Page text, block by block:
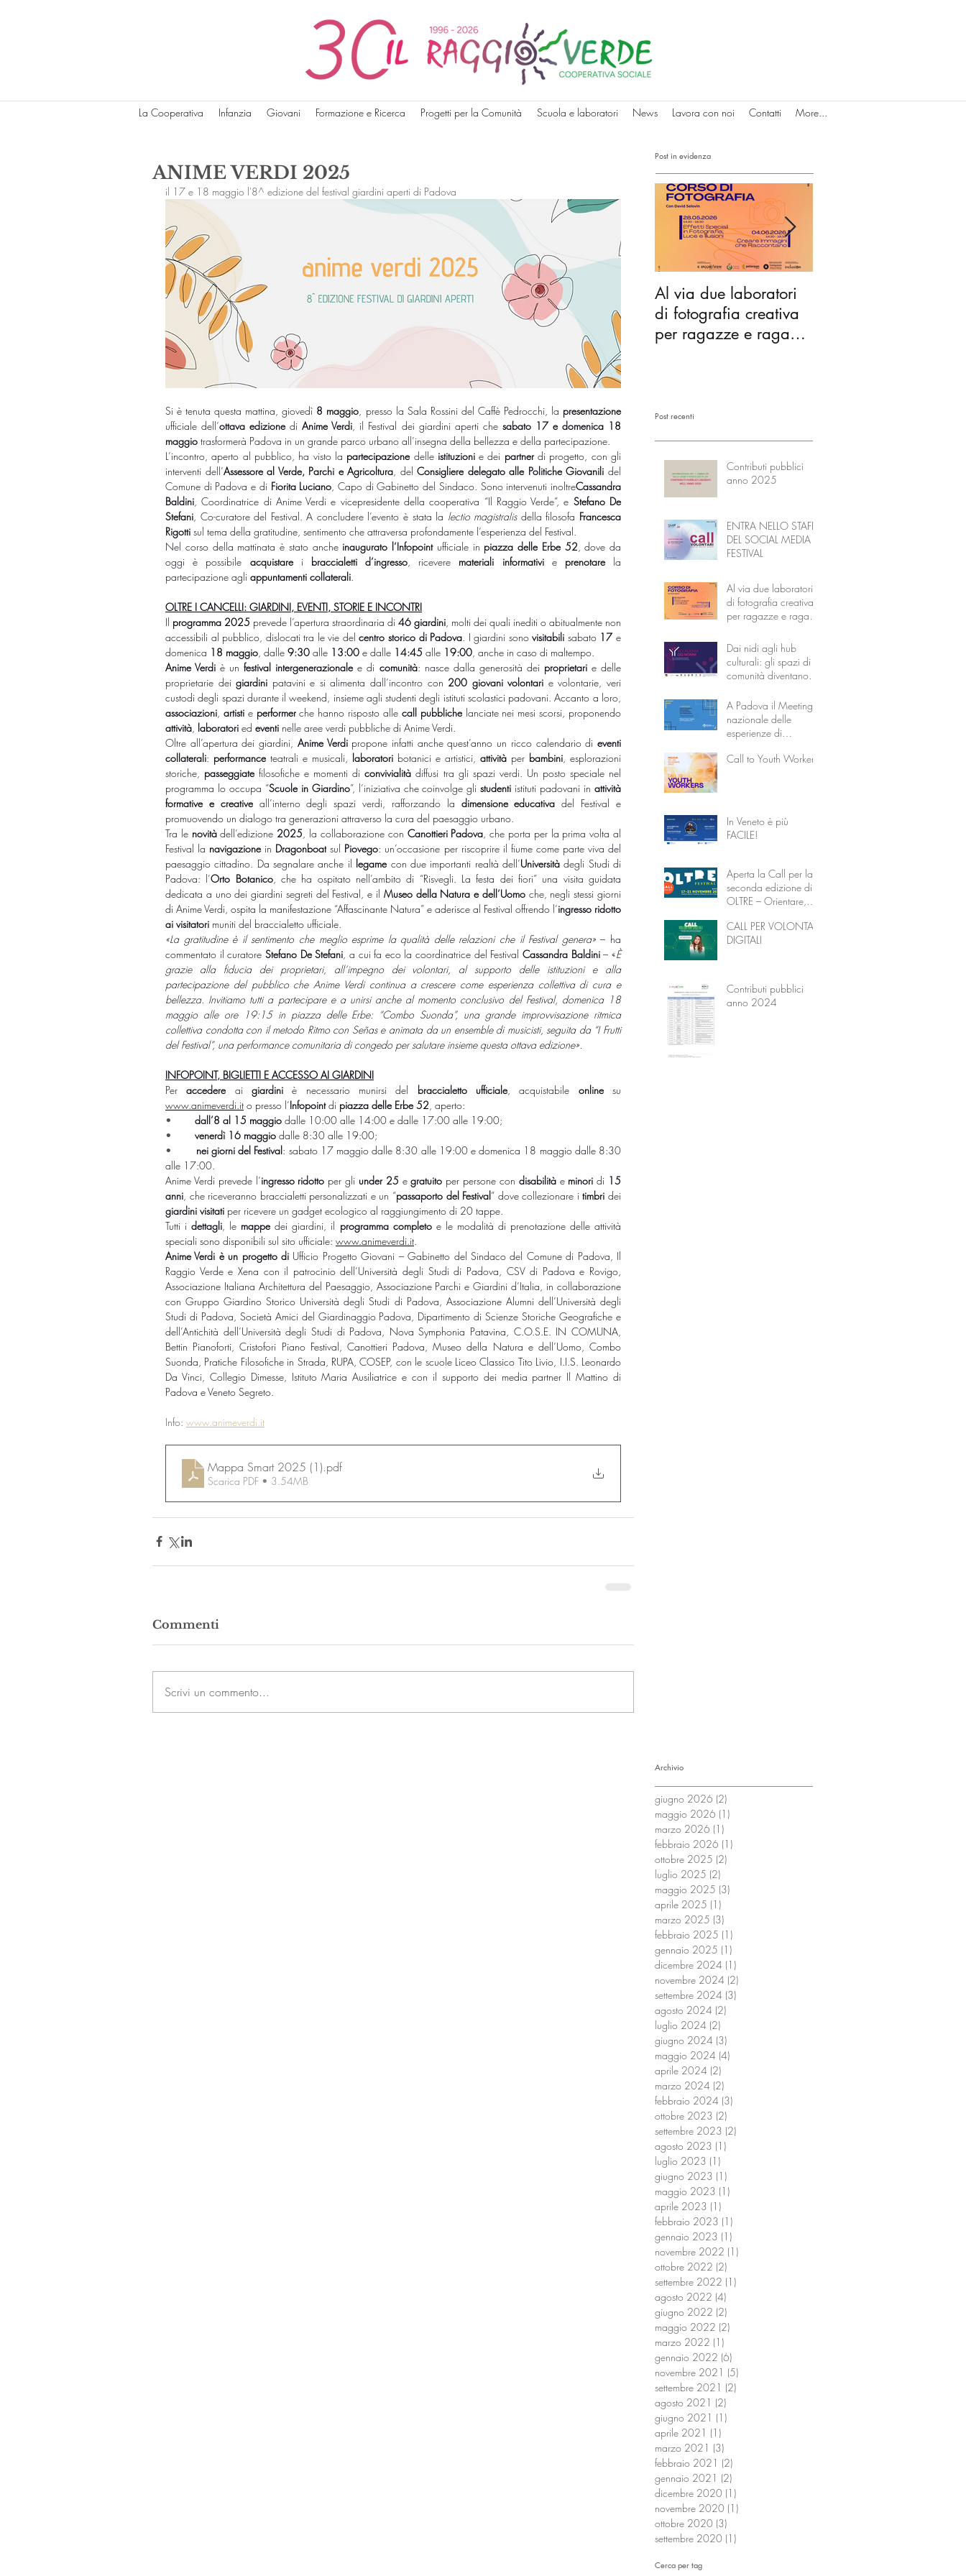
La Cooperativa Infanzia Giovani Formazione e Ricerca Progetti per la Comunità Scuola e laboratori News Lavora con noi Contatti More...
ANIME VERDI 2025
il 17 e 18 maggio l'8^ edizione del festival giardini aperti di Padova
Si è tenuta questa mattina, giovedì 8 maggio, presso la Sala Rossini del Caffè Pedrocchi, la presentazione
ufficiale dell’ottava edizione di Anime Verdi, il Festival dei giardini aperti che sabato 17 e domenica 18
maggio trasformerà Padova in un grande parco urbano all’insegna della bellezza e della partecipazione.
L’incontro, aperto al pubblico, ha visto la partecipazione delle istituzioni e dei partner di progetto, con gli
interventi dell’Assessore al Verde, Parchi e Agricoltura, del Consigliere delegato alle Politiche Giovanili del
Comune di Padova e di Fiorita Luciano, Capo di Gabinetto del Sindaco. Sono intervenuti inoltreCassandra
Baldini, Coordinatrice di Anime Verdi e vicepresidente della cooperativa “Il Raggio Verde”, e Stefano De
Stefani, Co-curatore del Festival. A concludere l’evento è stata la lectio magistralis della filosofa Francesca
Rigotti sul tema della gratitudine, sentimento che attraversa profondamente l’esperienza del Festival.
Nel corso della mattinata è stato anche inaugurato l’Infopoint ufficiale in piazza delle Erbe 52, dove da
oggi è possibile acquistare i braccialetti d’ingresso, ricevere materiali informativi e prenotare la
partecipazione agli appuntamenti collaterali.
OLTRE I CANCELLI: GIARDINI, EVENTI, STORIE E INCONTRI
Il programma 2025 prevede l’apertura straordinaria di 46 giardini, molti dei quali inediti o abitualmente non
accessibili al pubblico, dislocati tra le vie del centro storico di Padova. I giardini sono visitabili sabato 17 e
domenica 18 maggio, dalle 9:30 alle 13:00 e dalle 14:45 alle 19:00, anche in caso di maltempo.
Anime Verdi è un festival intergenerazionale e di comunità: nasce dalla generosità dei proprietari e delle
proprietarie dei giardini patavini e si alimenta dall’incontro con 200 giovani volontari e volontarie, veri
associazioni, artisti e performer che hanno risposto alle call pubbliche
attività, laboratori ed eventi nelle aree verdi pubbliche di Anime Verdi.
Oltre all’apertura dei giardini, Anime Verdi propone infatti anche quest’anno un ricco calendario di eventi
collaterali: performance teatrali e musicali, laboratori botanici e artistici, attività per bambini, esplorazioni
storiche, passeggiate filosofiche e momenti di convivialità diffusi tra gli spazi verdi. Un posto speciale nel
programma lo occupa “Scuole in Giardino”, l’iniziativa che coinvolge gli studenti istituti padovani in attività
formative e creative all’interno degli spazi verdi, rafforzando la dimensione educativa del Festival e
promuovendo un dialogo tra generazioni attraverso la cura del paesaggio urbano.
Tra le novità dell’edizione 2025, la collaborazione con Canottieri Padova, che porta per la prima volta al
Festival la navigazione in Dragonboat sul Piovego: un’occasione per riscoprire il fiume come parte viva del
paesaggio cittadino. Da segnalare anche il legame con due importanti realtà dell’Università degli Studi di
Padova: l’Orto Botanico, che ha ospitato nell’ambito di “Risvegli. La festa dei fiori” una visita guidata
dedicata a uno dei giardini segreti del Festival, e il Museo della Natura e dell’Uomo che, negli stessi giorni
di Anime Verdi, ospita la manifestazione “Affascinante Natura” e aderisce al Festival offrendo l’ingresso ridotto
ai visitatori muniti del braccialetto ufficiale.
«La gratitudine è il sentimento che meglio esprime la qualità delle relazioni che il Festival genera» – ha
commentato il curatore Stefano De Stefani, a cui fa eco la coordinatrice del Festival Cassandra Baldini – «È
grazie alla fiducia dei proprietari, all’impegno dei volontari, al supporto delle istituzioni e alla
partecipazione del pubblico che Anime Verdi continua a crescere come esperienza collettiva di cura e
bellezza. Invitiamo tutti a partecipare e a unirsi anche al momento conclusivo del Festival, domenica 18
maggio alle ore 19:15 in piazza delle Erbe: “Combo Suonda”, una grande improvvisazione ritmica
collettiva condotta con il metodo Ritmo con Señas e animata da un ensemble di musicisti, seguita da “I Frutti
del Festival”, una performance comunitaria di congedo per salutare insieme questa ottava edizione».
INFOPOINT, BIGLIETTI E ACCESSO AI GIARDINI
Per accedere ai giardini è necessario munirsi del braccialetto ufficiale, acquistabile online
www.animeverdi.it o presso l’Infopoint di piazza delle Erbe 52, aperto:
• dall’8 al 15 maggio dalle 10:00 alle 14:00 e dalle 17:00 alle 19:00;
• venerdì 16 maggio dalle 8:30 alle 19:00;
• nei giorni del Festival: sabato 17 maggio dalle 8:30 alle 19:00 e domenica 18 maggio dalle 8:30
alle 17:00.
Anime Verdi prevede l’ingresso ridotto per gli under 25 e gratuito per persone con disabilità e minori di 15
anni, che riceveranno braccialetti personalizzati e un “passaporto del Festival” dove collezionare i timbri
giardini visitati per ricevere un gadget ecologico al raggiungimento di 20 tappe.
Tutti i dettagli, le mappe dei giardini, il programma completo e le modalità di prenotazione delle attività
speciali sono disponibili sul sito ufficiale: www.animeverdi.it.
Anime Verdi è un progetto di Ufficio Progetto Giovani – Gabinetto del Sindaco del Comune di Padova, Il
Raggio Verde e Xena con il patrocinio dell’Università degli Studi di Padova, CSV di Padova e Rovigo,
Associazione Italiana Architettura del Paesaggio, Associazione Parchi e Giardini d’Italia, in collaborazione
con Gruppo Giardino Storico Università degli Studi di Padova, Associazione Alumni dell’Università degli
Studi di Padova, Società Amici del Giardinaggio Padova, Dipartimento di Scienze Storiche Geografiche e
dell’Antichità dell’Università degli Studi di Padova, Nova Symphonia Patavina, C.O.S.E. IN COMUNA,
Bettin Pianoforti, Cristofori Piano Festival, Canottieri Padova, Museo della Natura e dell’Uomo, Combo
Suonda, Pratiche Filosofiche in Strada, RUPA, COSEP, con le scuole Liceo Classico Tito Livio, I.I.S. Leonardo
Da Vinci, Collegio Dimesse, Istituto Maria Ausiliatrice e con il supporto dei media partner Il Mattino di
Padova e Veneto Segreto.
Info: www.animeverdi.it
Mappa Smart 2025 (1).pdf
Scarica PDF • 3.54MB
Commenti
Scrivi un commento...
Post in evidenza
Al via due laboratori
di fotografia creativa
per ragazze e ragazzi
Post recenti
Contributi pubblici
anno 2025
ENTRA NELLO STAFF
DEL SOCIAL MEDIA
FESTIVAL
Al via due laboratori
di fotografia creativa
per ragazze e ragazzi
Dai nidi agli hub
culturali: gli spazi di
comunità diventano
Nonni
A Padova il Meeting
nazionale delle
esperienze di
intergenerazionale
Call to Youth Workers
In Veneto è più
FACILE!
Aperta la Call per la
seconda edizione di
OLTRE – Orientare,
attraverso
l’Educazione
CALL PER VOLONTARI
DIGITALI
Contributi pubblici
anno 2024
Archivio
giugno 2026 (2)
maggio 2026 (1)
marzo 2026 (1)
febbraio 2026 (1)
ottobre 2025 (2)
luglio 2025 (2)
maggio 2025 (3)
aprile 2025 (1)
marzo 2025 (3)
febbraio 2025 (1)
gennaio 2025 (1)
dicembre 2024 (1)
novembre 2024 (2)
settembre 2024 (3)
agosto 2024 (2)
luglio 2024 (2)
giugno 2024 (3)
maggio 2024 (4)
aprile 2024 (2)
marzo 2024 (2)
febbraio 2024 (3)
ottobre 2023 (2)
settembre 2023 (2)
agosto 2023 (1)
luglio 2023 (1)
giugno 2023 (1)
maggio 2023 (1)
aprile 2023 (1)
febbraio 2023 (1)
gennaio 2023 (1)
novembre 2022 (1)
ottobre 2022 (2)
settembre 2022 (1)
agosto 2022 (4)
giugno 2022 (2)
maggio 2022 (2)
marzo 2022 (1)
gennaio 2022 (6)
novembre 2021 (5)
settembre 2021 (2)
agosto 2021 (2)
giugno 2021 (1)
aprile 2021 (1)
marzo 2021 (3)
febbraio 2021 (2)
gennaio 2021 (2)
dicembre 2020 (1)
novembre 2020 (1)
ottobre 2020 (3)
settembre 2020 (1)
Cerca per tag